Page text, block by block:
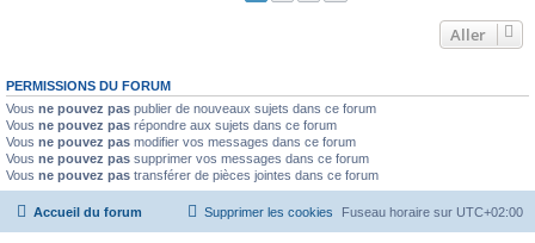
Aller
PERMISSIONS DU FORUM
Vous ne pouvez pas publier de nouveaux sujets dans ce forum
Vous ne pouvez pas répondre aux sujets dans ce forum
Vous ne pouvez pas modifier vos messages dans ce forum
Vous ne pouvez pas supprimer vos messages dans ce forum
Vous ne pouvez pas transférer de pièces jointes dans ce forum
Accueil du forum Fuseau horaire sur UTC+02:00
Supprimer les cookies